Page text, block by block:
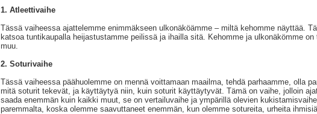
1. Atleettivaihe
Tässä vaiheessa ajattelemme enimmäkseen ulkonäköämme – miltä kehomme näyttää.
katsoa tuntikaupalla heijastustamme peilissä ja ihailla sitä. Kehomme ja ulkonäkömme
muu.
2. Soturivaihe
Tässä vaiheessa päähuolemme on mennä voittamaan maailma, tehdä parhaamme, olla
mitä soturit tekevät, ja käyttäytyä niin, kuin soturit käyttäytyvät. Tämä on vaihe, jolloin
saada enemmän kuin kaikki muut, se on vertailuvaihe ja ympärillä olevien
paremmalta, koska olemme saavuttaneet enemmän, kun olemme sotureita, urheita ihmisiä.